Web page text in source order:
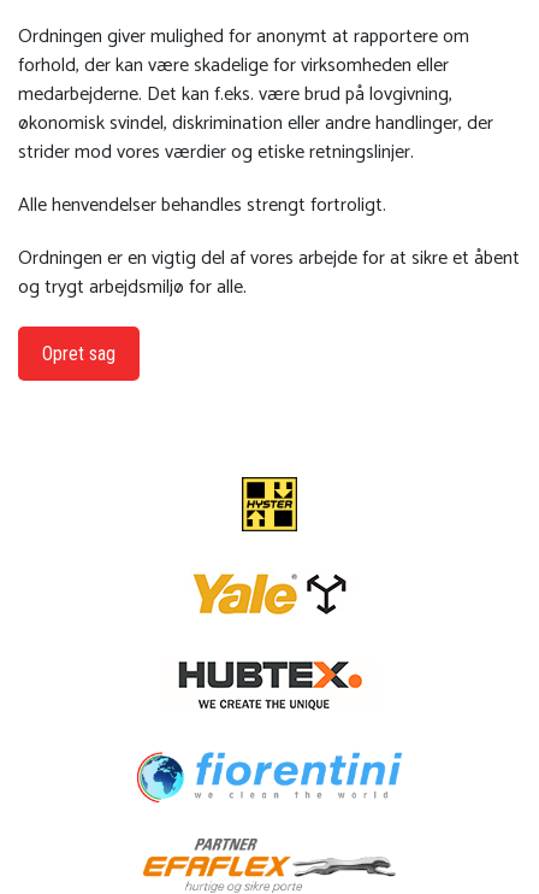
Ordningen giver mulighed for anonymt at rapportere om
forhold, der kan være skadelige for virksomheden eller
medarbejderne. Det kan f.eks. være brud på lovgivning,
økonomisk svindel, diskrimination eller andre handlinger, der
strider mod vores værdier og etiske retningslinjer.
Alle henvendelser behandles strengt fortroligt.
Ordningen er en vigtig del af vores arbejde for at sikre et åbent
og trygt arbejdsmiljø for alle.
Opret sag